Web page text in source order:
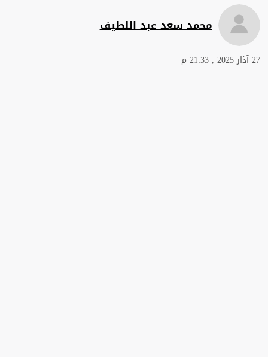
محمد سعد عبد اللطيف
27 آذار 2025 , 21:33 م